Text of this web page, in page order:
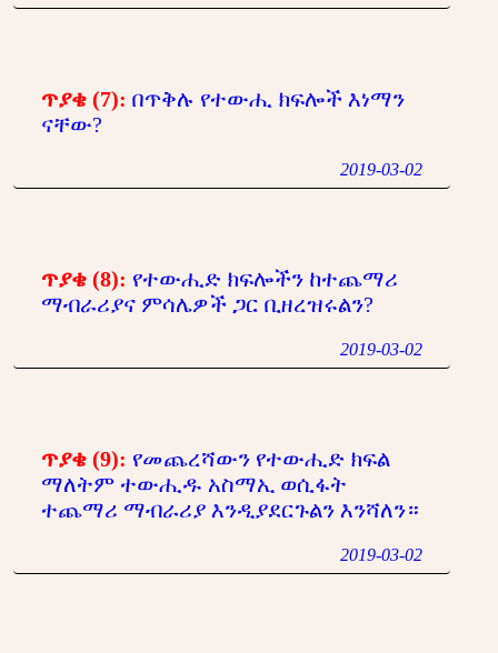
ጥያቄ (7): በጥቅሉ የተውሒ ክፍሎች እነማን
ናቸው?
2019-03-02
ጥያቄ (8): የተውሒድ ክፍሎችን ከተጨማሪ
ማብራሪያና ምሳሌዎች ጋር ቢዘረዝሩልን?
2019-03-02
ጥያቄ (9): የመጨረሻውን የተውሒድ ክፍል
ማለትም ተውሒዱ አስማኢ ወሲፋት
ተጨማሪ ማብራሪያ እንዲያደርጉልን እንሻለን።
2019-03-02